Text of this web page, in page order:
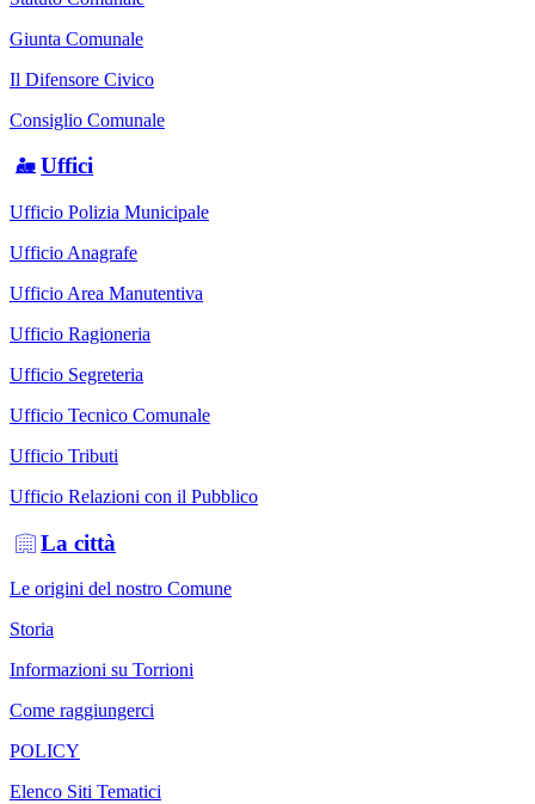
Giunta Comunale
Il Difensore Civico
Consiglio Comunale
Uffici
Ufficio Polizia Municipale
Ufficio Anagrafe
Ufficio Area Manutentiva
Ufficio Ragioneria
Ufficio Segreteria
Ufficio Tecnico Comunale
Ufficio Tributi
Ufficio Relazioni con il Pubblico
La città
Le origini del nostro Comune
Storia
Informazioni su Torrioni
Come raggiungerci
POLICY
Elenco Siti Tematici